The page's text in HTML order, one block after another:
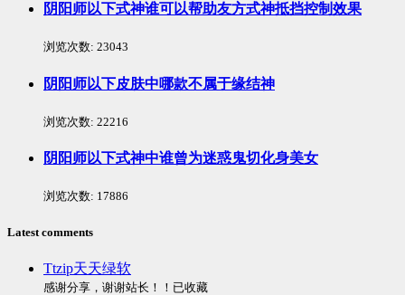
阴阳师以下式神谁可以帮助友方式神抵挡控制效果
浏览次数: 23043
阴阳师以下皮肤中哪款不属于缘结神
浏览次数: 22216
阴阳师以下式神中谁曾为迷惑鬼切化身美女
浏览次数: 17886
Latest comments
Ttzip天天绿软
感谢分享，谢谢站长！！已收藏